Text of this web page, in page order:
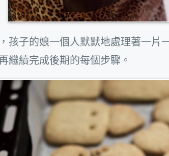
孩子的娘一個人默默地處理著一
繼續完成後期的每個步驟。